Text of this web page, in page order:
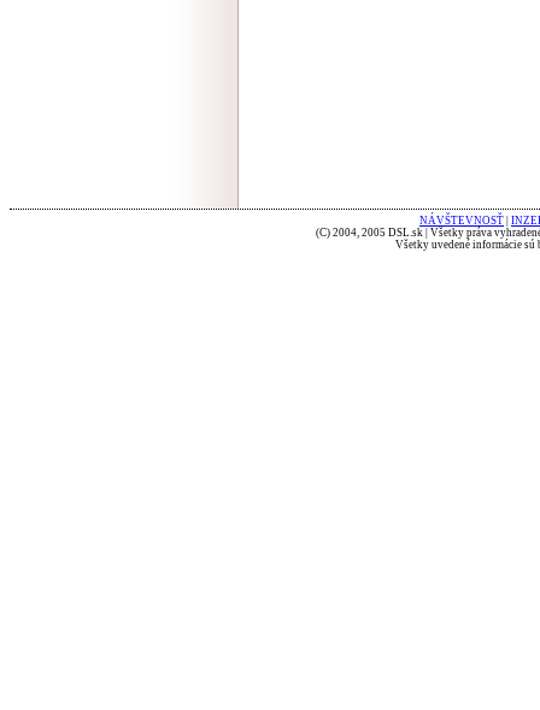
NÁVŠTEVNOSŤ
(C) 2004, 2005 DSL.sk | Všetky práva
Všetky uvedené informácie sú